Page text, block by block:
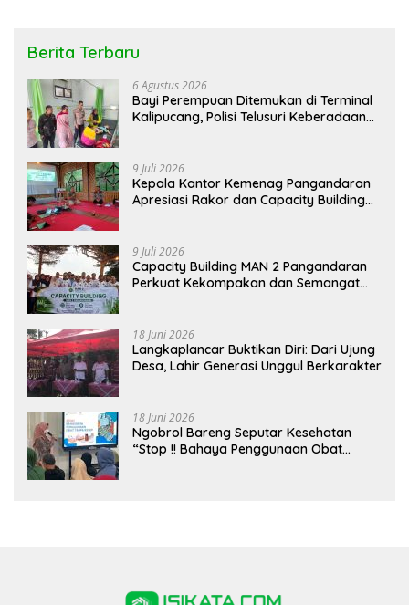
Berita Terbaru
6 Agustus 2026
Bayi Perempuan Ditemukan di Terminal
Kalipucang, Polisi Telusuri Keberadaan
9 Juli 2026
Kepala Kantor Kemenag Pangandaran
Apresiasi Rakor dan Capacity Building
9 Juli 2026
Capacity Building MAN 2 Pangandaran
Perkuat Kekompakan dan Semangat
18 Juni 2026
Langkaplancar Buktikan Diri: Dari Ujung
Desa, Lahir Generasi Unggul Berkarakter
18 Juni 2026
Ngobrol Bareng Seputar Kesehatan
“Stop !! Bahaya Penggunaan Obat